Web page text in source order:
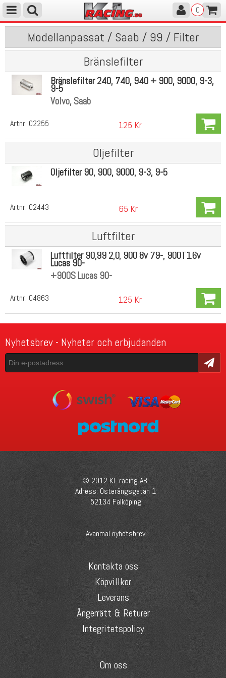
0
Modellanpassat / Saab / 99 / Filter
Bränslefilter
Artnr: 02255
Bränslefilter 240, 740, 940 + 900, 9000, 9-3,
9-5
Volvo, Saab
125 Kr
Oljefilter
Artnr: 02443
Oljefilter 90, 900, 9000, 9-3, 9-5
65 Kr
Luftfilter
Artnr: 04863
Luftfilter 90,99 2,0, 900 8v 79-, 900T16v
Lucas 90-
+900S Lucas 90-
125 Kr
Nyhetsbrev - Nyheter och erbjudanden
Skicka
© 2012 KL racing AB.
Adress: Österängsgatan 1
52134 Falköping
Avanmäl nyhetsbrev
Kontakta oss
Köpvillkor
Leverans
Ångerrätt & Returer
Integritetspolicy
Om oss